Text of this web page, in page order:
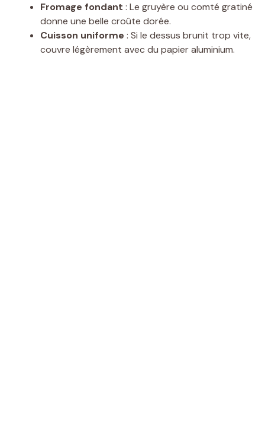
Fromage fondant : Le gruyère ou comté gratiné
donne une belle croûte dorée.
Cuisson uniforme : Si le dessus brunit trop vite,
couvre légèrement avec du papier aluminium.